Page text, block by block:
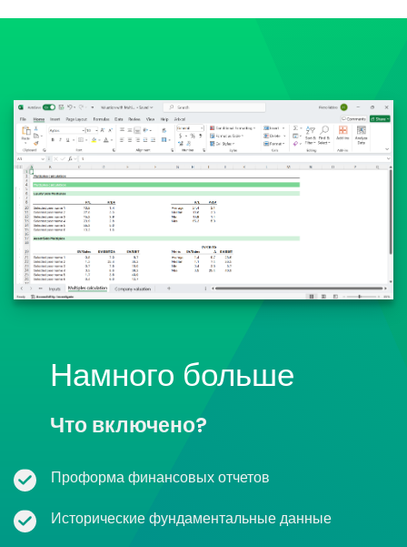
Намного больше
Что включено?
Проформа финансовых отчетов
Исторические фундаментальные данные